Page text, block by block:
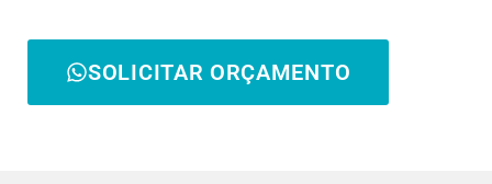
SOLICITAR ORÇAMENTO